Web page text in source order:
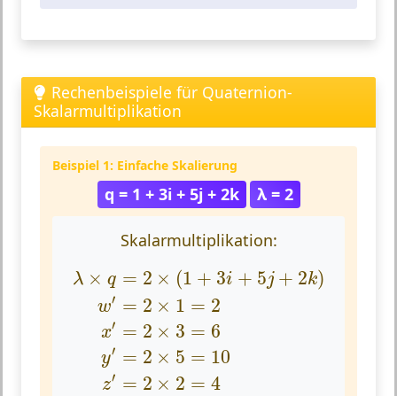
Rechenbeispiele für Quaternion-
Skalarmultiplikation
Beispiel 1: Einfache Skalierung
q = 1 + 3i + 5j + 2k λ = 2
Skalarmultiplikation:
λ × q = 2 × (1 + 3i + 5j + 2k)
w′ = 2 × 1 = 2
x′ = 2 × 3 = 6
y′ = 2 × 5 = 10
z′ = 2 × 2 = 4
λ× q 1+ 3 +5 + 2k w ′= 2 × 1=2